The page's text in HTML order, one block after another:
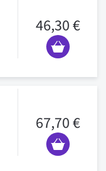
46,30 €
67,70 €